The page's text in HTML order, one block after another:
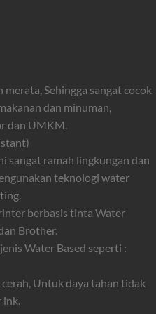
Sehingga sangat cocok
dan minuman,
dan UMKM.
sangat ramah lingkungan dan
teknologi water
berbasis tinta Water
Brother.
Water Based seperti :
Untuk daya tahan tidak
ink.